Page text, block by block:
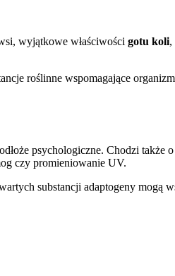
wyjątkowe właściwości gotu koli,
roślinne wspomagające
psychologiczne. Chodzi także
czy promieniowanie UV.
substancji adaptogeny mogą